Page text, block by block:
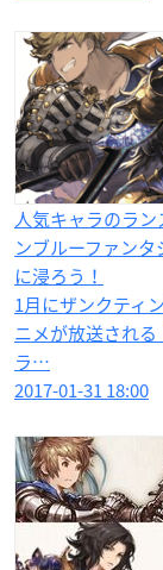
人気キャラのラ
ンブルーファン
に浸ろう！
1月にザンクティ
ニメが放送され
ラ…
2017-01-31 18:00